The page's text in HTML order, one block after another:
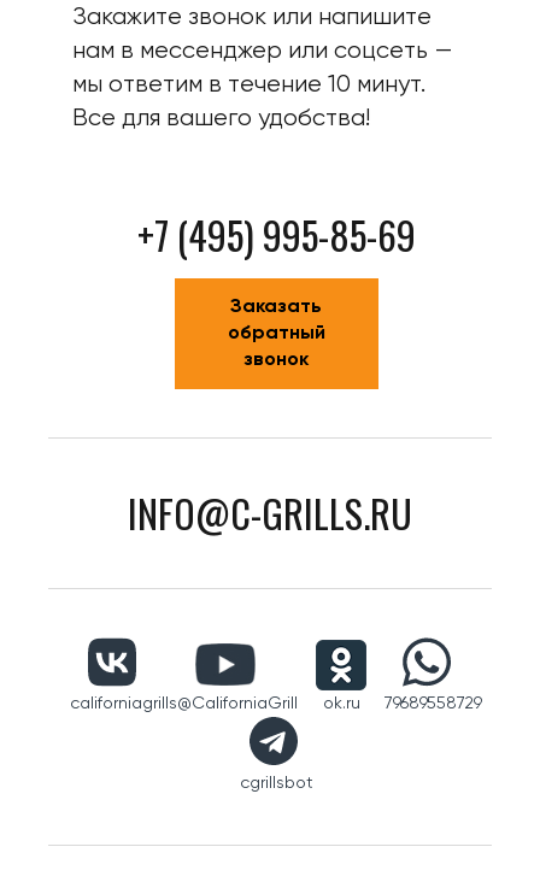
Закажите звонок или напишите
нам в мессенджер или соцсеть —
мы ответим в течение 10 минут.
Все для вашего удобства!
+7 (495) 995-85-69
Заказать
обратный
звонок
INFO@C-GRILLS.RU
californiagrills@CaliforniaGrill ok.ru 79689558729
cgrillsbot